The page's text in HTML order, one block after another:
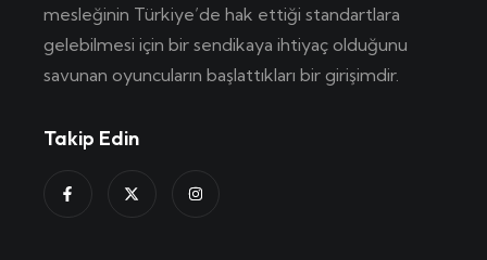
mesleğinin Türkiye’de hak ettiği standartlara
gelebilmesi için bir sendikaya ihtiyaç olduğunu
savunan oyuncuların başlattıkları bir girişimdir.
Takip Edin